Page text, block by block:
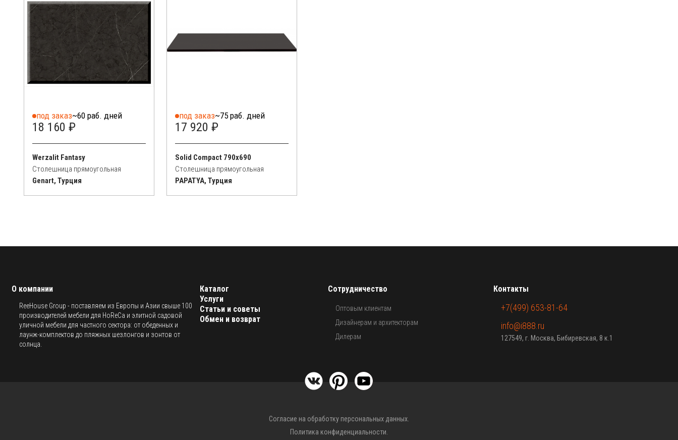
под заказ~60 раб. дней
18 160 ₽
Werzalit Fantasy
Столешница прямоугольная
Genart, Турция
под заказ~75 раб. дней
17 920 ₽
Solid Compact 790x690
Столешница прямоугольная
PAPATYA, Турция
О компании
ReeHouse Group - поставляем из Европы и Азии свыше 100
производителей мебели для HoReCa и элитной садовой
уличной мебели для частного сектора: от обеденных и
лаунж-комплектов до пляжных шезлонгов и зонтов от
солнца.
Каталог
Услуги
Статьи и советы
Обмен и возврат
Сотрудничество
Оптовым клиентам
Дизайнерам и архитекторам
Дилерам
Контакты
+7(499) 653-81-64
info@i888.ru
127549, г. Москва, Бибиревская, 8 к.1
Согласие на обработку персональных данных.
Политика конфиденциальности.